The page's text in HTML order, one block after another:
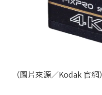
（圖片來源／Kodak 官網）